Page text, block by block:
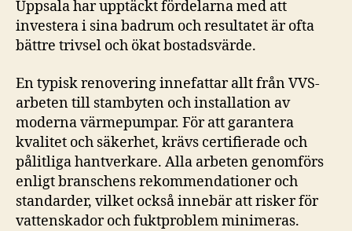
Uppsala har upptäckt fördelarna med att
investera i sina badrum och resultatet är ofta
bättre trivsel och ökat bostadsvärde.
En typisk renovering innefattar allt från VVS-
arbeten till stambyten och installation av
moderna värmepumpar. För att garantera
kvalitet och säkerhet, krävs certifierade och
pålitliga hantverkare. Alla arbeten genomförs
enligt branschens rekommendationer och
standarder, vilket också innebär att risker för
vattenskador och fuktproblem minimeras.